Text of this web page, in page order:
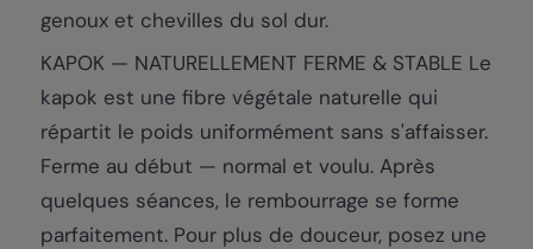
genoux et chevilles du sol dur.
KAPOK — NATURELLEMENT FERME & STABLE Le
kapok est une fibre végétale naturelle qui
répartit le poids uniformément sans s'affaisser.
Ferme au début — normal et voulu. Après
quelques séances, le rembourrage se forme
parfaitement. Pour plus de douceur, posez une